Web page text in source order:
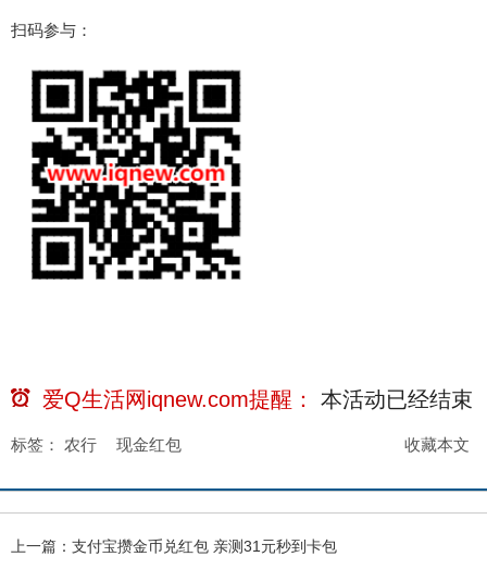
扫码参与：
爱Q生活网iqnew.com提醒： 本活动已经结束
收藏本文
标签： 农行 现金红包
上一篇： 支付宝攒金币兑红包 亲测31元秒到卡包